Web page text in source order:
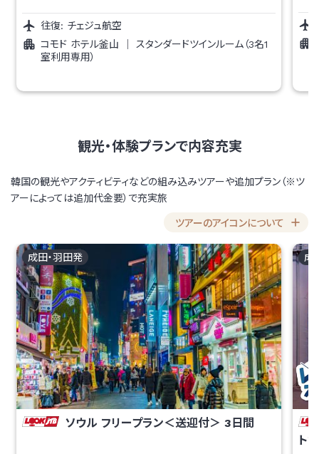
往復: チェジュ航空
コモド ホテル釜山
スタンダードツインルーム（3名1
室利用専用）
観光・体験プランで内容充実
韓国の観光やアクティビティなどの組み込みツアーや追加プラン（※ツ
アーによっては追加代金要）で充実旅
ツアーのアイコンについて
ソウル フリープラン＜送迎付＞ 3 日間
成田・羽田発
ト
成